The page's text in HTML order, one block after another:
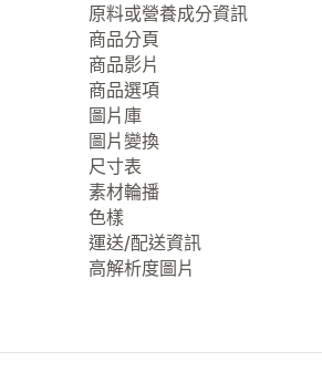
原料或營養成分資訊
商品分頁
商品影片
商品選項
圖片庫
圖片變換
尺寸表
素材輪播
色樣
運送/配送資訊
高解析度圖片